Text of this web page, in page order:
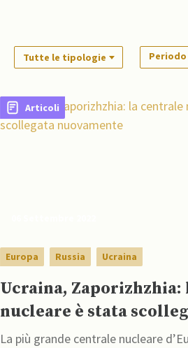
Tutte le tipologie Periodo
Articoli
Europa Russia Ucraina
Ucraina,
nucleare è stata
nuovamente
La più grande centrale nucleare